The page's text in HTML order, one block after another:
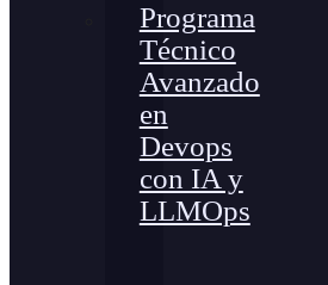
Programa
Técnico
Avanzado
en
Devops
con IA y
LLMOps